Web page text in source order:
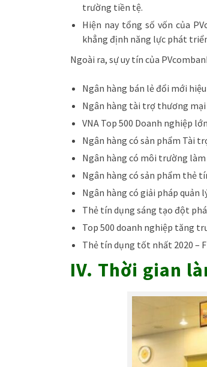
trường tiền tệ.
Hiện nay tổng số vốn của
khẳng định năng lực phát
Ngoài ra, sự uy tín của
Ngân hàng bán lẻ đổi mới
Ngân hàng tài trợ thương
VNA Top 500 Doanh nghiệp
Ngân hàng có sản phẩm Tài
Ngân hàng có môi trường
Ngân hàng có sản phẩm thẻ
Ngân hàng có giải pháp quản
Thẻ tín dụng sáng tạo đột phá
Top 500 doanh nghiệp tăng
Thẻ tín dụng tốt nhất 2020 –
IV. Thời gian